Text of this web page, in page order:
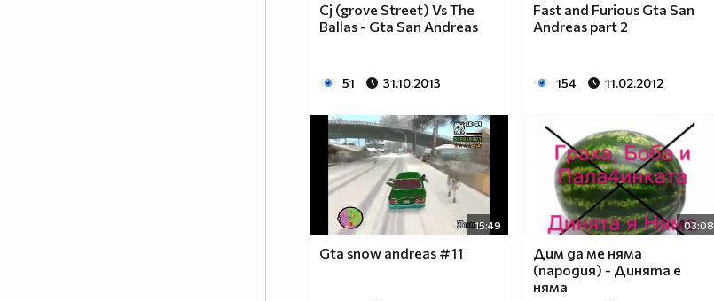
Cj (grove Street) Vs The
Ballas - Gta San Andreas
51 31.10.2013
Fast and Furious Gta San
Andreas part 2
154 11.02.2012
15:49
Gta snow andreas #11
03:08
Дим да ме няма
(пародия) - Динята е
няма